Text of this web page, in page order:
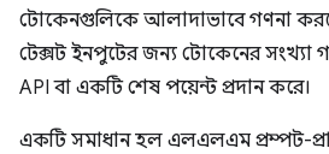
টোকেনগুলিকে আলাদাভাবে গণনা
টেক্সট ইনপুটের জন্য টোকেনের সংখ্যা
API বা একটি শেষ পয়েন্ট প্রদান করে।
একটি সমাধান হল এলএলএম প্রম্পট-